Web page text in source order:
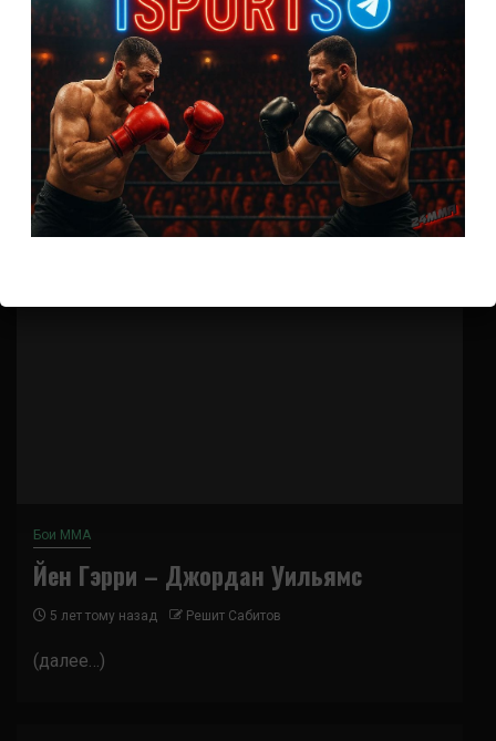
Бои ММА
Йен Гэрри – Дэриан Викс
4 года тому назад Решит Сабитов
(далее…)
Бои ММА
Йен Гэрри – Джордан Уильямс
5 лет тому назад Решит Сабитов
(далее…)